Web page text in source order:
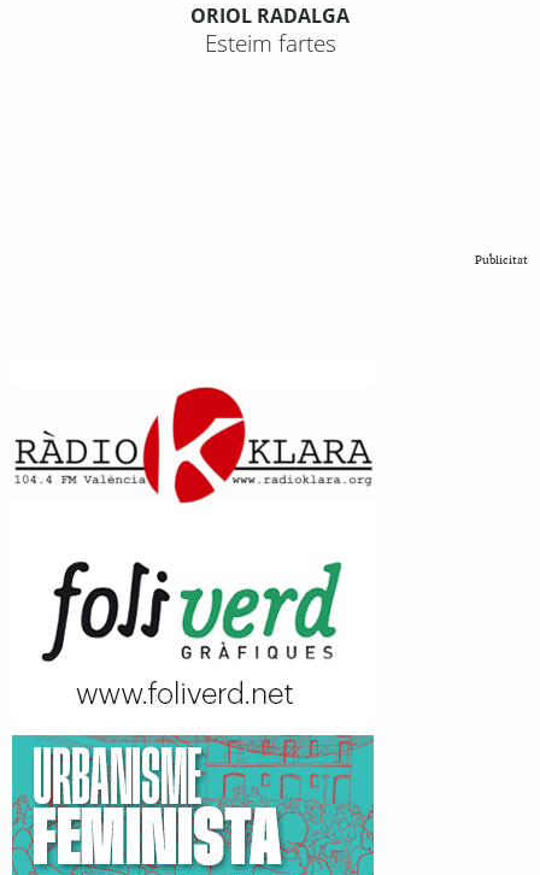
ORIOL RADALGA
Esteim fartes
Publicitat